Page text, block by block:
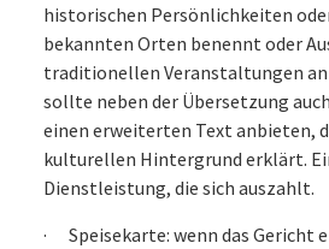
historischen Persönlichkeiten
bekannten Orten benennt oder
traditionellen Veranstaltungen
sollte neben der Übersetzung
einen erweiterten Text anbieten,
kulturellen Hintergrund erklärt.
Dienstleistung, die sich auszahlt.
· Speisekarte: wenn das Gericht